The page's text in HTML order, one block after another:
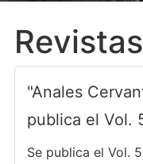
Revistas
"Anales
publica el Vol.
Se publica el Vol.